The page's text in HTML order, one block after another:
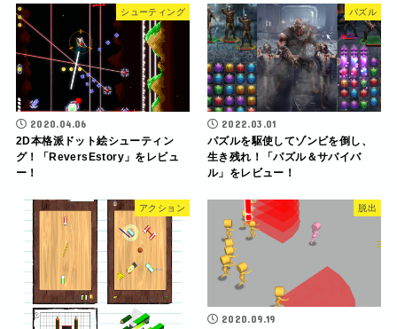
シューティング
2020.04.06
2D本格派ドット絵シューティン
グ！「ReversEstory」をレビュ
ー！
パズル
2022.03.01
パズルを駆使してゾンビを倒し、
生き残れ！「パズル＆サバイバ
ル」をレビュー！
アクション 脱出
2020.09.19